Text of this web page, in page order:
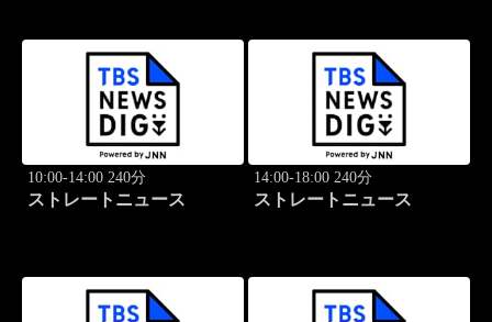
10:00-14:00 240分
ストレートニュース
14:00-18:00 240分
ストレートニュース